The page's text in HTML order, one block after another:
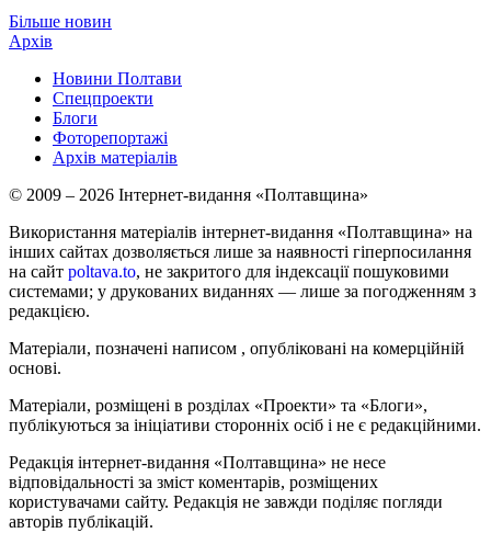
Більше новин
Архів
Новини Полтави
Спецпроекти
Блоги
Фоторепортажі
Архів матеріалів
© 2009 – 2026 Інтернет-видання «Полтавщина»
Використання матеріалів інтернет-видання «Полтавщина» на
інших сайтах дозволяється лише за наявності гіперпосилання
на сайт poltava.to, не закритого для індексації пошуковими
системами; у друкованих виданнях — лише за погодженням з
редакцією.
Матеріали, позначені написом , опубліковані на комерційній
основі.
Матеріали, розміщені в розділах «Проекти» та «Блоги»,
публікуються за ініціативи сторонніх осіб і не є редакційними.
Редакція інтернет-видання «Полтавщина» не несе
відповідальності за зміст коментарів, розміщених
користувачами сайту. Редакція не завжди поділяє погляди
авторів публікацій.